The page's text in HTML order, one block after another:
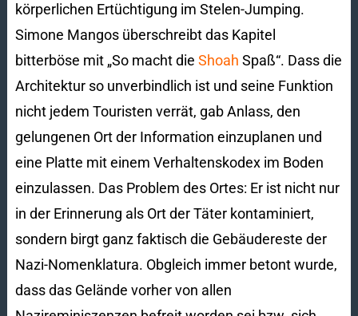
körperlichen Ertüchtigung im Stelen-Jumping.
Simone Mangos überschreibt das Kapitel
bitterböse mit „So macht die Shoah Spaß“. Dass die
Architektur so unverbindlich ist und seine Funktion
nicht jedem Touristen verrät, gab Anlass, den
gelungenen Ort der Information einzuplanen und
eine Platte mit einem Verhaltenskodex im Boden
einzulassen. Das Problem des Ortes: Er ist nicht nur
in der Erinnerung als Ort der Täter kontaminiert,
sondern birgt ganz faktisch die Gebäudereste der
Nazi-Nomenklatura. Obgleich immer betont wurde,
dass das Gelände vorher von allen